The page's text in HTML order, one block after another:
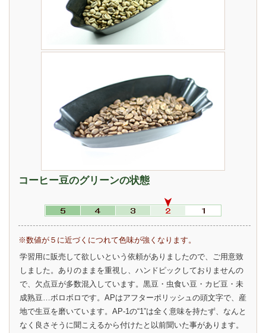
コーヒー豆のグリーンの状態
※数値が５に近づくにつれて色味が強くなります。
学習用に販売して欲しいという依頼がありましたので、ご用意致
しました。ありのままを重視し、ハンドピックしておりませんの
で、欠点豆が多数混入しています。黒豆・虫食い豆・カビ豆・未
成熟豆…ボロボロです。APはアフターポリッシュの頭文字で、産
地で生豆を磨いています。AP-1の“1”は全く意味を持たず、なんと
なく良さそうに聞こえるから付けたと以前聞いた事があります。